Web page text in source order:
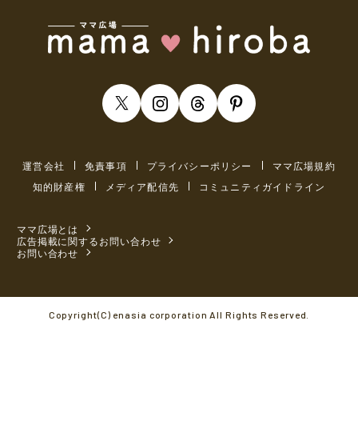
運営会社 免責事項 プライバシーポリシー
ママ広場規約
知的財産権
メディア配信先 コミュニティガイドライン
ママ広場とは
広告掲載に関するお問い合わせ
お問い合わせ
Copyright(C) enasia corporation All Rights Reserved.